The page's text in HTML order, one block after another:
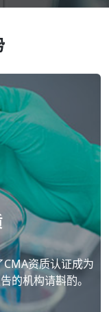
资质认证成为
的机构请斟酌。